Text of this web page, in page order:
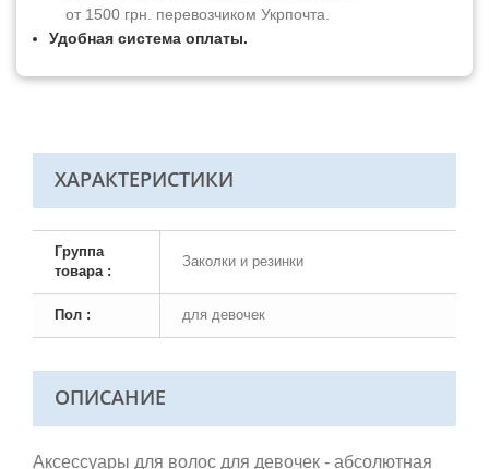
от 1500 грн. перевозчиком Укрпочта.
Удобная система оплаты.
ХАРАКТЕРИСТИКИ
Группа
товара :
Заколки и резинки
Пол : для девочек
ОПИСАНИЕ
Аксессуары для волос для девочек - абсолютная